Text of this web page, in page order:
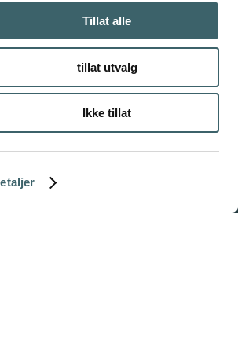
Tillat alle
tillat utvalg
Ikke tillat